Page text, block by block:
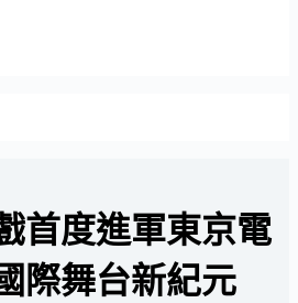
首度進軍東京電
際舞台新紀元